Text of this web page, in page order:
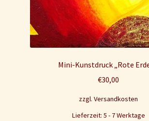
Mini-Kunstdruck „Rote
€30,00
zzgl. Versandkosten
Lieferzeit: 5 - 7 Werktage